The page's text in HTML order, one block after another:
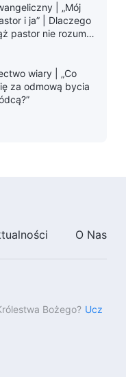
| „Mój
i ja” | Dlaczego
pastor nie rozumie
wiary | „Co
za odmową bycia
O Nas
Bożego? Ucz